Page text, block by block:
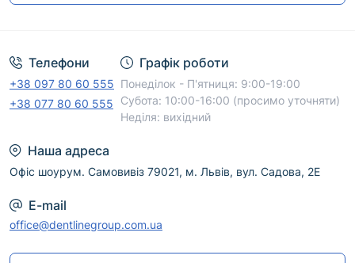
Телефони
+38 097 80 60 555
+38 077 80 60 555
Графік роботи
Понеділок - П'ятниця: 9:00-19:00
Субота: 10:00-16:00 (просимо уточняти)
Неділя: вихідний
Наша адреса
Офіс шоурум. Самовивіз 79021, м. Львів, вул. Садова, 2Е
E-mail
office@dentlinegroup.com.ua